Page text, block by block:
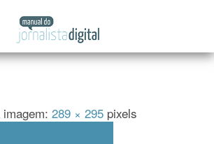
do
Jornalista
Digital
289 × 295 pixels